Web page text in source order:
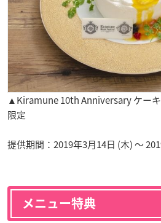
▲Kiramune 10th Anniversary ケー
限定
提供期間：2019年3月14日 (木) ～
メニュー特典